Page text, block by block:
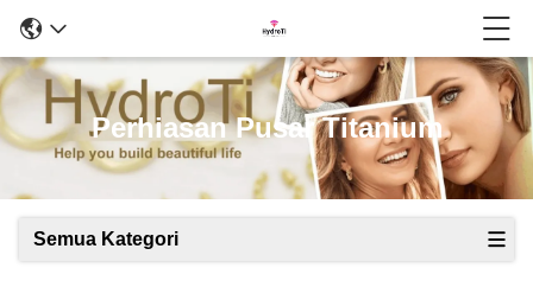
Perhiasan Pusar Titanium
Semua Kategori